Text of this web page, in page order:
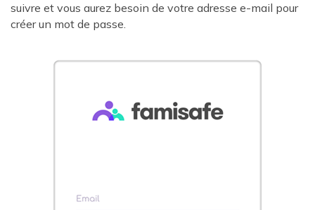
suivre et vous aurez besoin de votre adresse e-mail pour
créer un mot de passe.